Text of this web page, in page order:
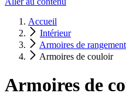
Accueil
Intérieur
Armoires de rangement
Armoires de couloir
Armoires de